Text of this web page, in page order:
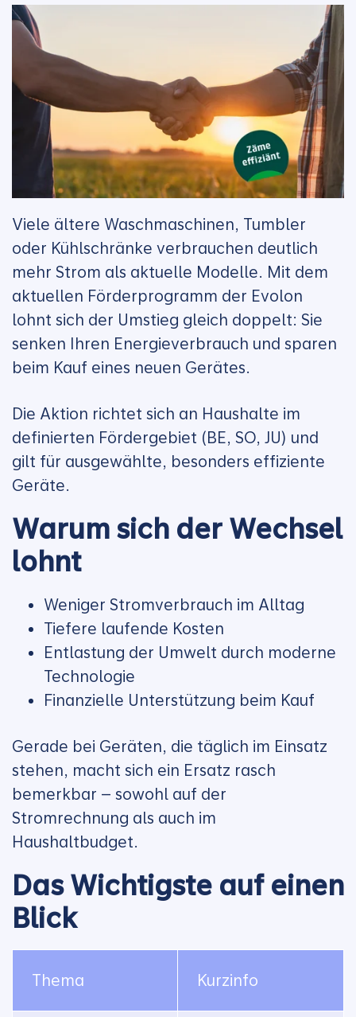
Viele ältere Waschmaschinen, Tumbler
oder Kühlschränke verbrauchen deutlich
mehr Strom als aktuelle Modelle. Mit dem
aktuellen Förderprogramm der Evolon
lohnt sich der Umstieg gleich doppelt: Sie
senken Ihren Energieverbrauch und sparen
beim Kauf eines neuen Gerätes.
Die Aktion richtet sich an Haushalte im
definierten Fördergebiet (BE, SO, JU) und
gilt für ausgewählte, besonders effiziente
Geräte.
Warum sich der Wechsel
lohnt
Weniger Stromverbrauch im Alltag
Tiefere laufende Kosten
Entlastung der Umwelt durch moderne
Technologie
Finanzielle Unterstützung beim Kauf
Gerade bei Geräten, die täglich im Einsatz
stehen, macht sich ein Ersatz rasch
bemerkbar – sowohl auf der
Stromrechnung als auch im
Haushaltbudget.
Das Wichtigste auf einen
Blick
Thema Kurzinfo